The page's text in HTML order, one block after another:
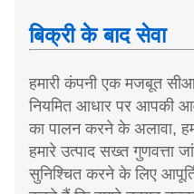
बिक्री के बाद सेवा
हमारी कंपनी एक मजबूत
नियमित आधार पर आपकी
का पालन करने के अलावा,
हमारे उत्पाद सख्त गुणवत्ता
सुनिश्चित करने के लिए